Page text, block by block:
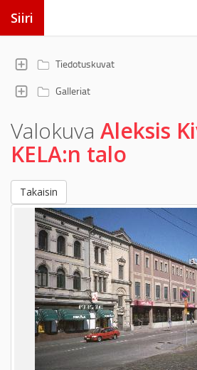
Siiri
Tiedotuskuvat
Galleriat
Valokuva Aleksis
KELA:n talo
Takaisin